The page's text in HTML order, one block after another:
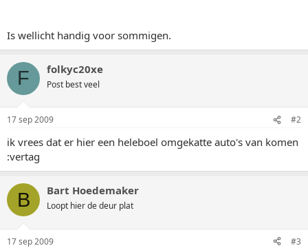
Is wellicht handig voor sommigen.
F folkyc20xe
Post best veel
17 sep 2009 #2
ik vrees dat er hier een heleboel omgekatte auto's van komen
:vertag
B Bart Hoedemaker
Loopt hier de deur plat
17 sep 2009 #3